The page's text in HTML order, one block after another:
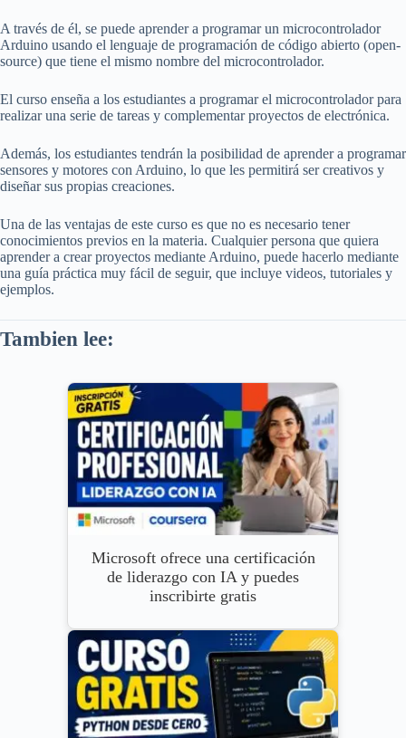
A través de él, se puede aprender a programar un microcontrolador
Arduino usando el lenguaje de programación de código abierto (open-
source) que tiene el mismo nombre del microcontrolador.
El curso enseña a los estudiantes a programar el microcontrolador para
realizar una serie de tareas y complementar proyectos de electrónica.
Además, los estudiantes tendrán la posibilidad de aprender a programar
sensores y motores con Arduino, lo que les permitirá ser creativos y
diseñar sus propias creaciones.
Una de las ventajas de este curso es que no es necesario tener
conocimientos previos en la materia. Cualquier persona que quiera
aprender a crear proyectos mediante Arduino, puede hacerlo mediante
una guía práctica muy fácil de seguir, que incluye videos, tutoriales y
ejemplos.
Tambien lee:
Microsoft ofrece una certificación
de liderazgo con IA y puedes
inscribirte gratis